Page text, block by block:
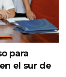
para
el sur de